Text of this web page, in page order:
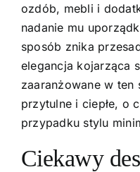
ozdób, mebli i
nadanie mu
sposób znika
elegancja kojarząca
zaaranżowane w ten
przytulne i ciepłe, o
przypadku stylu
Ciekawy